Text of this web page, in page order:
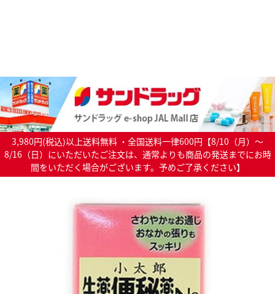
3,980円(税込)以上送料無料 ・全国送料一律600円【8/10（月）～
8/16（日）にいただいたご注文は、通常よりも商品の発送までにお時
間をいただく場合がございます。予めご了承ください】